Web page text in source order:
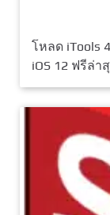
โหลด iTools
iOS 12 ฟรีล่า